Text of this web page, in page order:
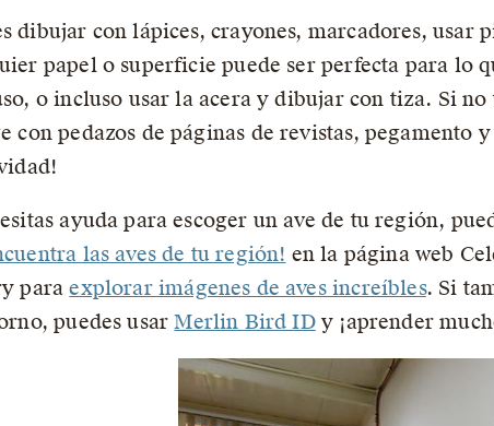
dibujar con lápices, crayones, marcadores,
papel o superficie puede ser perfecta para lo
o incluso usar la acera y dibujar con tiza. Si
con pedazos de páginas de revistas,
ayuda para escoger un ave de tu región,
las aves de tu región! en la página web
paraexplorar imágenes de aves increíbles. Si
puedes usarMerlin Bird IDy ¡aprender